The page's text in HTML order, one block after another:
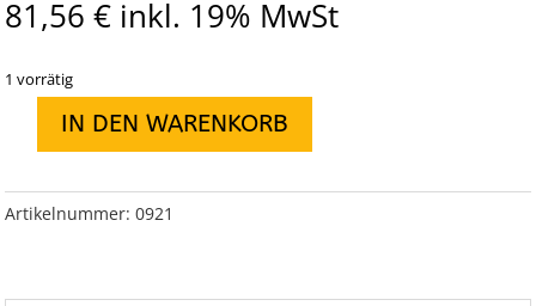
81,56 € inkl. 19% MwSt
1 vorrätig
Fanfare
39/31cm
12V
IN DEN WARENKORB
Artikelnummer: 0921